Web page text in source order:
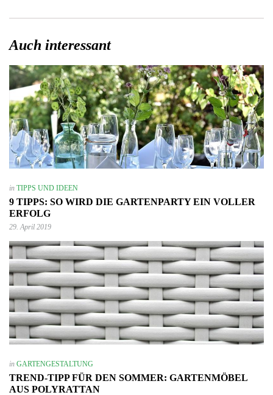
Auch interessant
in TIPPS UND IDEEN
9 TIPPS: SO WIRD DIE GARTENPARTY EIN VOLLER
ERFOLG
29. April 2019
in GARTENGESTALTUNG
TREND-TIPP FÜR DEN SOMMER: GARTENMÖBEL
AUS POLYRATTAN